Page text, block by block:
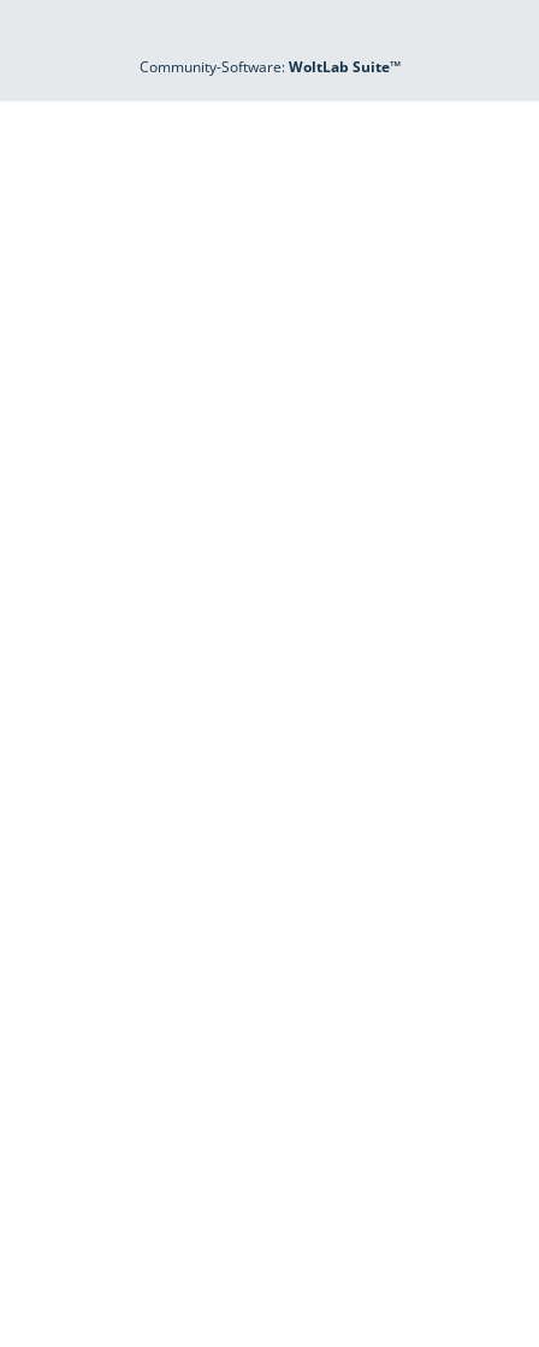
Community-Software:WoltLab Suite™